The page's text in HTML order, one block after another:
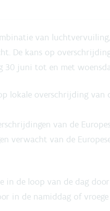
van
De kans op
30 juni tot en met
lokale overschrijding van
van de
verwacht van de
in de loop van de dag
in de namiddag of vroege